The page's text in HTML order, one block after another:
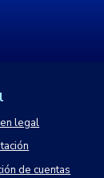
legal
de cuentas